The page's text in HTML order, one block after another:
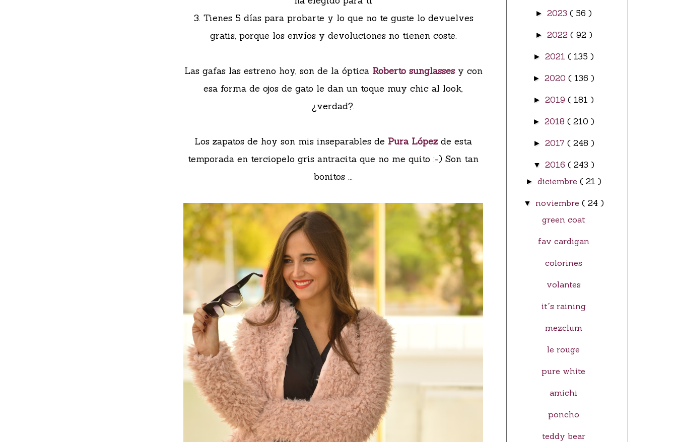
3. Tienes 5 días para probarte y lo que no te guste lo devuelves
gratis, porque los envíos y devoluciones no tienen coste.
Las gafas las estreno hoy, son de la óptica Roberto sunglasses y con
esa forma de ojos de gato le dan un toque muy chic al look,
¿verdad?.
Los zapatos de hoy son mis inseparables de Pura Lópezde esta
temporada en terciopelo gris antracita que no me quito :-) Son tan
bonitos ...
►2023( 56 )
► 2022 ( 92 )
►2021( 135 )
►2020( 136 )
►2019( 181 )
►2018( 210 )
► 2017 ( 248 )
▼ 2016 ( 243 )
►diciembre( 21 )
▼ noviembre ( 24 )
green coat
fav cardigan
colorines
volantes
it´s raining
mezclum
le rouge
pure white
amichi
poncho
teddy bear